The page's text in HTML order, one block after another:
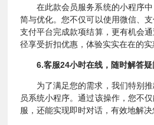
在此款会员服务系统的小程序
简与优化。您不仅可以使用微信、
支付平台完成款项结算，更有机会
径享受折扣优惠，体验实实在在的实
6.客服24小时在线，随时解答疑
为了满足您的需求，我们特别
员系统小程序。通过该操作，您不
服，还能实现即时对话，有效地解决